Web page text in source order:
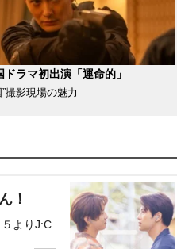
ラマ初出演「運命的」
撮影現場の魅力
！
よりJ:C